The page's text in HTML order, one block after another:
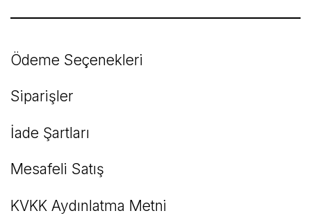
Ödeme Seçenekleri
Siparişler
İade Şartları
Mesafeli Satış
KVKK Aydınlatma Metni